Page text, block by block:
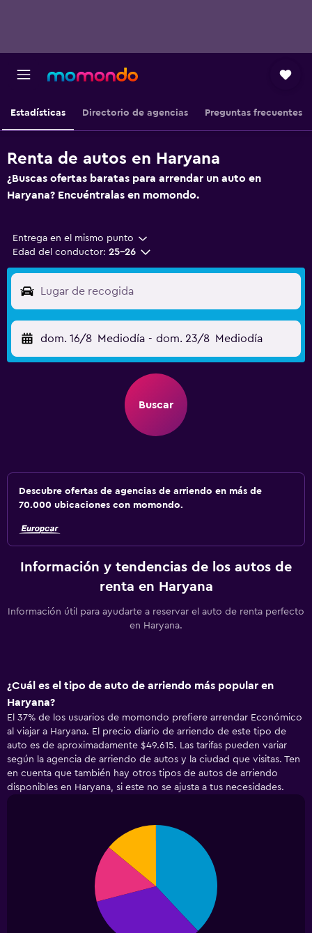
Estadísticas Directorio de agencias Preguntas frecuentes
Renta de autos en Haryana
¿Buscas ofertas baratas para arrendar un auto en
Haryana? Encuéntralas en momondo.
Entrega en el mismo punto
Edad del conductor: 25-26
Lugar de recogida
dom. 16/8 Mediodía - dom. 23/8 Mediodía
Buscar
Descubre ofertas de agencias de arriendo en más de
70.000 ubicaciones con momondo.
Información y tendencias de los autos de
renta en Haryana
Información útil para ayudarte a reservar el auto de renta perfecto
en Haryana.
¿Cuál es el tipo de auto de arriendo más popular en
Haryana?
El 37% de los usuarios de momondo prefiere arrendar Económico
al viajar a Haryana. El precio diario de arriendo de este tipo de
auto es de aproximadamente $49.615. Las tarifas pueden variar
según la agencia de arriendo de autos y la ciudad que visitas. Ten
en cuenta que también hay otros tipos de autos de arriendo
disponibles en Haryana, si este no se ajusta a tus necesidades.